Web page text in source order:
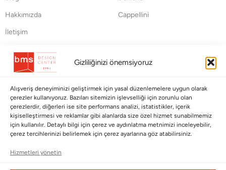
Gizliliğinizi önemsiyoruz
Alışveriş deneyiminizi geliştirmek için yasal düzenlemelere uygun olarak
çerezler kullanıyoruz. Bazıları sitemizin işlevselliği için zorunlu olan
çerezlerdir, diğerleri ise site performans analizi, istatistikler, içerik
kişiselleştirmesi ve reklamlar gibi alanlarda size özel hizmet sunabilmemiz
için kullanılır. Detaylı bilgi için çerez ve aydınlatma metnimizi inceleyebilir,
çerez tercihlerinizi belirlemek için çerez ayarlarına göz atabilirsiniz.
Hizmetleri yönetin
Hakkımızda
İletişim
Cappellini
Koleksiyonlar
Babalar Günü
Anneler Günü
Sevgililer Günü
Saraylardan Evinize
Pet Collection
Müşteri Hizmetleri
Kargolama ve Teslimat
Garanti Şartları
İade Politikası